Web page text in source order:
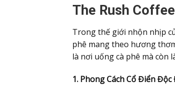
The Rush
Trong thế giới nhộn nhịp
phê mang theo hương
là nơi uống cà phê mà còn
1. Phong Cách Cổ Điển Độc